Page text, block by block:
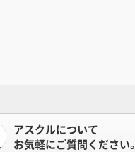
アスクルについて
お気軽にご質問ください。